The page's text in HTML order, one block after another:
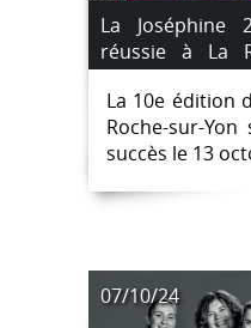
La Joséphine
réussie à La
soutenir la
[IMAGES]
La 10e édition
Roche-sur-
succès le 13
07/10/24